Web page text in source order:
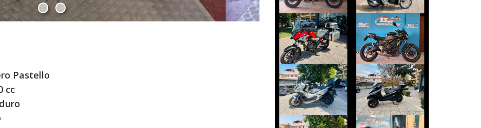
Pastello
cc
HONDA CB-500
€ 5.590 €
KAWASAKI Z650
€ 5.790 €
HONDA ADV-350
€ 4.490 €
PIAGGIO MP3
€ 3.990 €